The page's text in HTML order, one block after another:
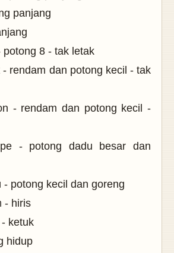
panjang
potong 8 - tak letak
rendam dan potong kecil - tak
- rendam dan potong kecil -
- potong dadu besar dan
- potong kecil dan goreng
- hiris
ketuk
hidup